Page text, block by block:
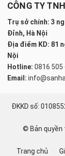
CÔNG TY
Trụ sở chính: 3
Đỉnh, Hà Nội
Địa điểm KD: 81
Nội
Hotline: 0816 505
Email:
ĐKKD số:
© Bản quyền
Trang chủ